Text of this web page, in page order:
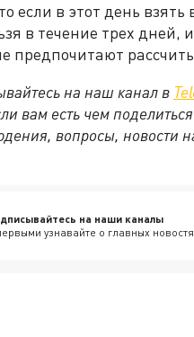
если в этот день
в течение трех дней,
предпочитают
на наш канал в
вам есть чем
вопросы, новости
на наши каналы
узнавайте о главных